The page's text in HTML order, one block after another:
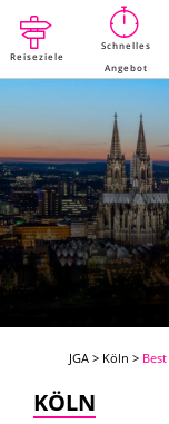
Reiseziele
Schnelles
Angebot
JGA > Köln >
KÖLN